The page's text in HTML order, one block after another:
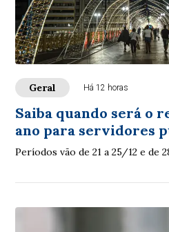
Geral Há 12 horas
Saiba quando será o
ano para servidores
Períodos vão de 21 a 25/12 e de